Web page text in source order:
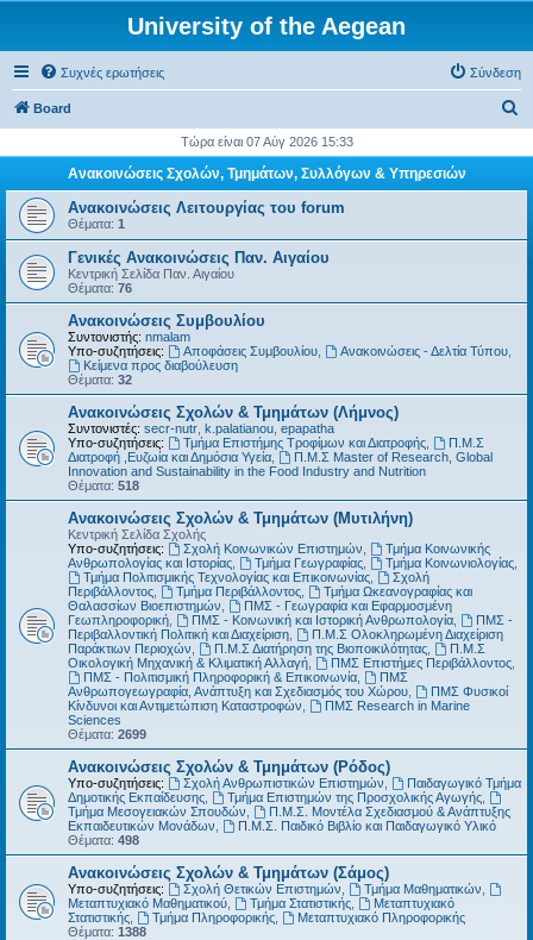
University of the Aegean
Συχνές ερωτήσεις Σύνδεση
Board
ζ
σ
Τώρα είναι 07 Αύγ 2026 15:33
Ανακοινώσεις Σχολών, Τμημάτων, Συλλόγων & Υπηρεσιών
Ανακοινώσεις Λειτουργίας του forum
Θέματα: 1
Γενικές Ανακοινώσεις Παν. Αιγαίου
Κεντρική Σελίδα Παν. Αιγαίου
Θέματα: 76
Ανακοινώσεις Συμβουλίου
Συντονιστής: nmalam
Υπο-συζητήσεις:
Αποφάσεις Συμβουλίου, Ανακοινώσεις - Δελτία Τύπου,
Kείμενα προς διαβούλευση
Θέματα: 32
Ανακοινώσεις Σχολών & Τμημάτων (Λήμνος)
Συντονιστές: secr-nutr k.palatianou epapatha
Υπο-συζητήσεις:
Τμήμα Επιστήμης Τροφίμων και Διατροφής,
Π.Μ.Σ
Διατροφή ,Ευζωία και Δημόσια Υγεία
Π.Μ.Σ Master of Research, Global
Innovation and Sustainability in the Food Industry and Nutrition
Θέματα: 518
Ανακοινώσεις Σχολών & Τμημάτων (Μυτιλήνη)
Κεντρική Σελίδα Σχολής
Υπο-συζητήσεις:
Σχολή Κοινωνικών Επιστημών
Τμήμα Κοινωνικής
Ανθρωπολογίας και Ιστορίας
Τμήμα Γεωγραφίας, Τμήμα Κοινωνιολογίας,
Τμήμα Πολιτισμικής Τεχνολογίας και Επικοινωνίας,
Σχολή
Περιβάλλοντος
Τμήμα Περιβάλλοντος,
Τμήμα Ωκεανογραφίας και
Θαλασσίων Βιοεπιστημών
ΠΜΣ - Γεωγραφία και Εφαρμοσμένη
Γεωπληροφορική
ΠΜΣ - Κοινωνική και Ιστορική Ανθρωπολογία,
ΠΜΣ -
Περιβαλλοντική Πολιτική και Διαχείριση
Π.Μ.Σ Ολοκληρωμένη Διαχείριση
Παράκτιων Περιοχών
Π.Μ.Σ Διατήρηση της Βιοποικιλότητας,
Π.Μ.Σ
Οικολογική Μηχανική & Κλιματική Αλλαγή
ΠΜΣ Επιστήμες Περιβάλλοντος,
ΠΜΣ - Πολιτισμική Πληροφορική & Επικοινωνία,
ΠΜΣ
Ανθρωπογεωγραφία, Ανάπτυξη και Σχεδιασμός του Χώρου
ΠΜΣ Φυσικοί
Κίνδυνοι και Αντιμετώπιση Καταστροφών
ΠΜΣ Research in Marine
Sciences
Θέματα: 2699
Ανακοινώσεις Σχολών & Τμημάτων (Ρόδος)
Υπο-συζητήσεις: Σχολή Ανθρωπιστικών Επιστημών
Παιδαγωγικό Τμήμα
Δημοτικής Εκπαίδευσης
Τμήμα Επιστημών της Προσχολικής Αγωγής,
Τμήμα Μεσογειακών Σπουδών
Π.Μ.Σ. Μοντέλα Σχεδιασμού & Ανάπτυξης
Εκπαιδευτικών Μονάδων
Π.Μ.Σ. Παιδικό Βιβλίο και Παιδαγωγικό Υλικό
Θέματα: 498
Ανακοινώσεις Σχολών & Τμημάτων (Σάμος)
Υπο-συζητήσεις: Σχολή Θετικών Επιστημών Τμήμα Μαθηματικών
Μεταπτυχιακό Μαθηματικού
Τμήμα Στατιστικής,
Μεταπτυχιακό
Στατιστικής
Τμήμα Πληροφορικής,
Μεταπτυχιακό Πληροφορικής
Θέματα: 1388